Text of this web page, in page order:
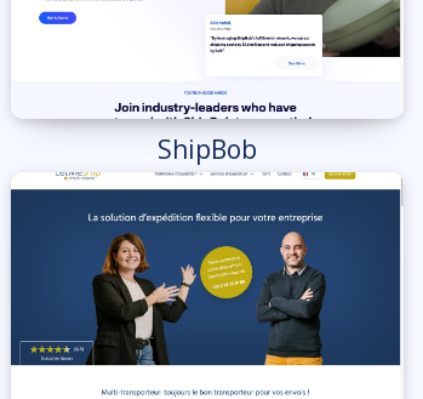
ShipBob